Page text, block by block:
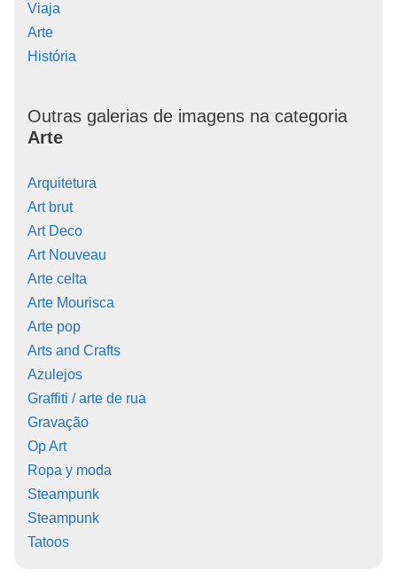
Viaja
Arte
História
Outras galerias de imagens na categoria
Arte
Arquitetura
Art brut
Art Deco
Art Nouveau
Arte celta
Arte Mourisca
Arte pop
Arts and Crafts
Azulejos
Graffiti / arte de rua
Gravação
Op Art
Ropa y moda
Steampunk
Steampunk
Tatoos